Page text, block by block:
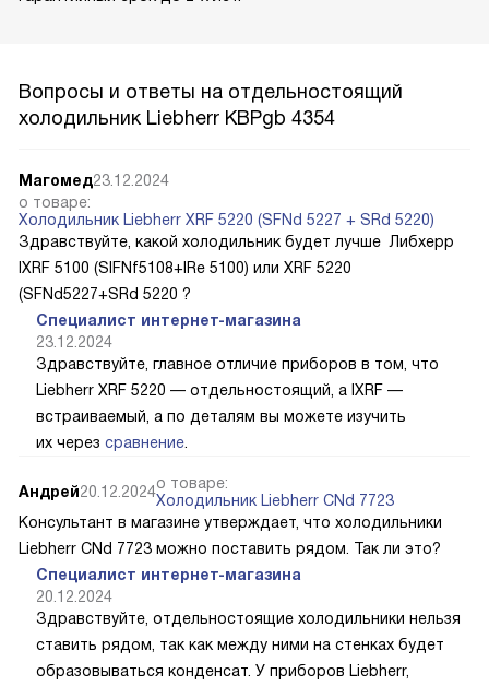
Вопросы и ответы на отдельностоящий
холодильник Liebherr KBPgb 4354
Магомед23.12.2024
о товаре:
Холодильник Liebherr XRF 5220 (SFNd 5227 + SRd 5220)
Здравствуйте, какой холодильник будет лучше Либхерр
IXRF 5100 (SIFNf5108+IRe 5100) или XRF 5220
(SFNd5227+SRd 5220 ?
Специалист интернет-магазина
23.12.2024
Здравствуйте, главное отличие приборов в том, что
Liebherr XRF 5220 — отдельностоящий, а IXRF —
встраиваемый, а по деталям вы можете изучить
их через сравнение
Андрей20.12.2024о товаре:
Холодильник Liebherr CNd 7723
Консультант в магазине утверждает, что холодильники
Liebherr CNd 7723 можно поставить рядом. Так ли это?
Специалист интернет-магазина
20.12.2024
Здравствуйте, отдельностоящие холодильники нельзя
ставить рядом, так как между ними на стенках будет
образовываться конденсат. У приборов Liebherr,